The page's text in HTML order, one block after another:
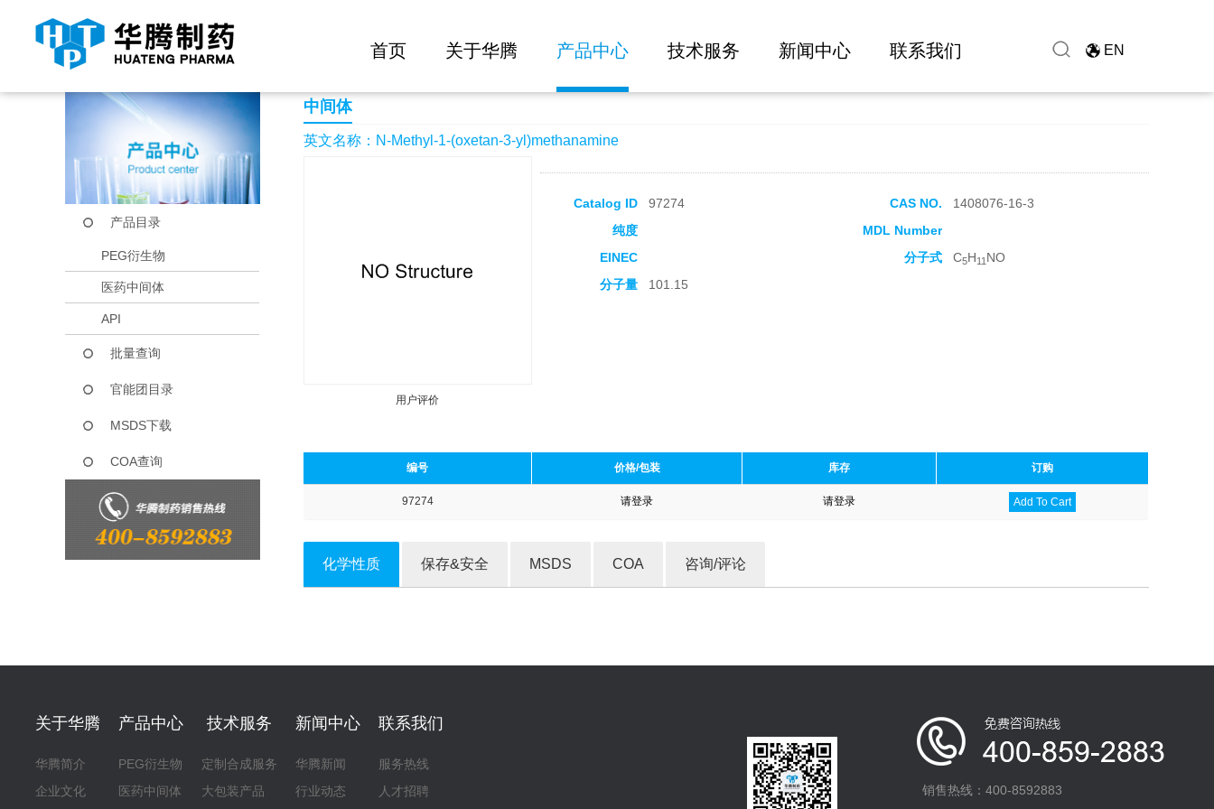
首页 关于华腾 产品中心 技术服务 新闻中心 联系我们 EN
当前位置： 首页 产品中心 N-Methyl-1-(oxetan-3-yl)methanamine
产品目录
PEG衍生物
医药中间体
API
批量查询
官能团目录
MSDS下载
COA查询
中间体
英文名称：N-Methyl-1-(oxetan-3-yl)methanamine
用户评价
Catalog ID 97274 CAS NO.
1408076-16-3
纯度
MDL Number
EINEC
分子式 C5H11 NO
分子量
101.15
编号 价格/包装 库存 订购
97274 请登录 请登录 Add To Cart
化学性质 保存&安全 MSDS COA 咨询/评论
关于华腾
华腾简介
企业文化
产品中心
PEG衍生物
医药中间体
技术服务
定制合成服务
大包装产品
新闻中心
华腾新闻
行业动态
联系我们
服务热线
人才招聘
销售热线：400-8592883